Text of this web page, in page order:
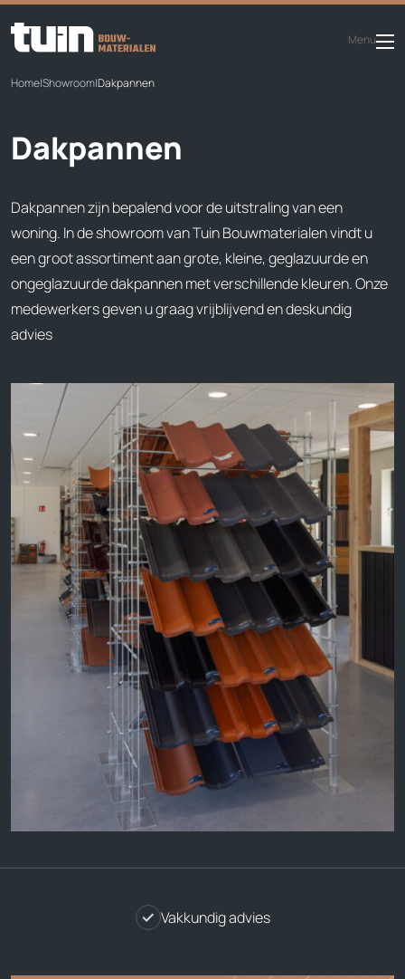
Menu
Home|Showroom|Dakpannen
Dakpannen
Dakpannen zijn bepalend voor de uitstraling van een
woning. In de showroom van Tuin Bouwmaterialen vindt u
een groot assortiment aan grote, kleine, geglazuurde en
ongeglazuurde dakpannen met verschillende kleuren. Onze
medewerkers geven u graag vrijblijvend en deskundig
advies
Vakkundig advies